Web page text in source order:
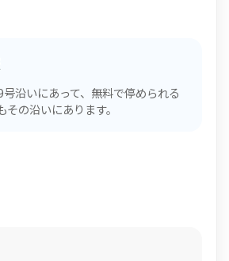
沿いにあって、無料で停められる
その沿いにあります。